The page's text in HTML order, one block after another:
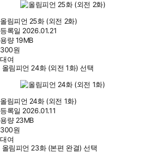
올림피언 25화 (외전 2화)
등록일 2026.01.21
용량19MB
300원
대여
올림피언 24화 (외전 1화) 선택
올림피언 24화 (외전 1화)
등록일 2026.01.11
용량 23MB
300원
대여
올림피언 23화 (본편 완결) 선택